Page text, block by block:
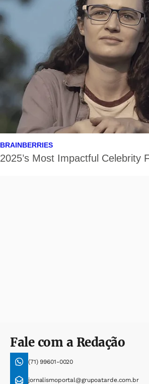
Fale com a Redação
(71) 99601-0020
jornalismoportal@grupoatarde.com.br